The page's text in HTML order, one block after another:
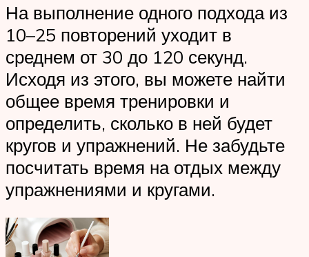
На выполнение одного подхода из
10–25 повторений уходит в
среднем от 30 до 120 секунд.
Исходя из этого, вы можете найти
общее время тренировки и
определить, сколько в ней будет
кругов и упражнений. Не забудьте
посчитать время на отдых между
упражнениями и кругами.